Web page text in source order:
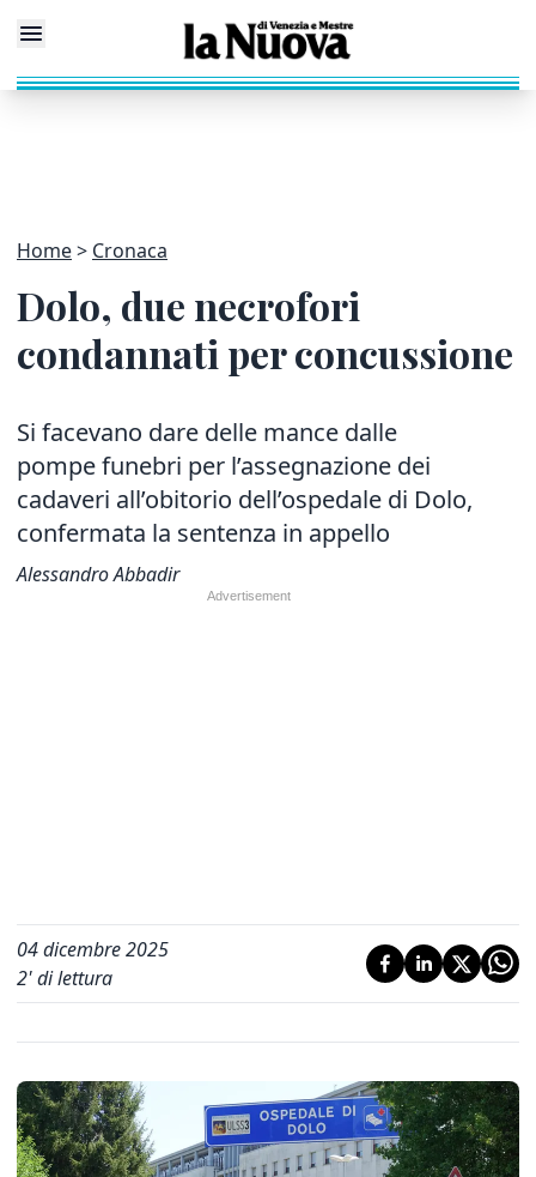
Home Cronaca
Dolo, due necrofori
condannati per concussione
Si facevano dare delle mance dalle
pompe funebri per l’assegnazione dei
cadaveri all’obitorio dell’ospedale di Dolo,
confermata la sentenza in appello
Alessandro Abbadir
04 dicembre 2025
2' di lettura